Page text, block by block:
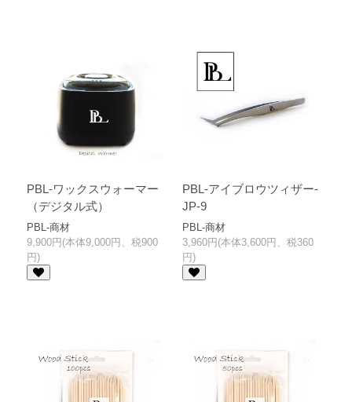
PBL-ワックスウォーマー
（デジタル式）
PBL-商材
9,900円(本体9,000円、税900
円)
PBL-アイブロウツィザー-
JP-9
PBL-商材
3,960円(本体3,600円、税360
円)